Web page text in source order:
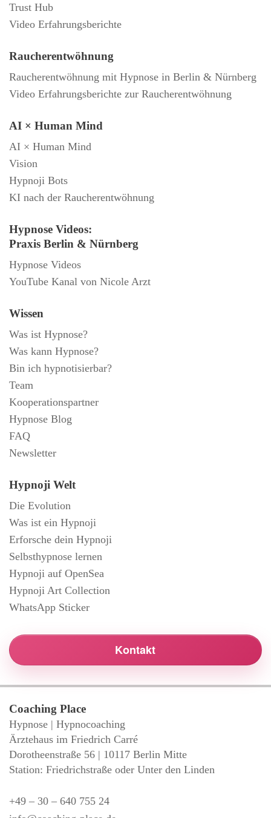
Trust Hub
Video Erfahrungsberichte
Raucherentwöhnung
Raucherentwöhnung mit Hypnose in Berlin & Nürnberg
Video Erfahrungsberichte zur Raucherentwöhnung
AI × Human Mind
AI × Human Mind
Vision
Hypnoji Bots
KI nach der Raucherentwöhnung
Hypnose Videos:
Praxis Berlin & Nürnberg
Hypnose Videos
YouTube Kanal von Nicole Arzt
Wissen
Was ist Hypnose?
Was kann Hypnose?
Bin ich hypnotisierbar?
Team
Kooperationspartner
Hypnose Blog
FAQ
Newsletter
Hypnoji Welt
Die Evolution
Was ist ein Hypnoji
Erforsche dein Hypnoji
Selbsthypnose lernen
Hypnoji auf OpenSea
Hypnoji Art Collection
WhatsApp Sticker
Kontakt
Coaching Place
Hypnose | Hypnocoaching
Ärztehaus im Friedrich Carré
Dorotheenstraße 56 | 10117 Berlin Mitte
Station: Friedrichstraße oder Unter den Linden
+49 – 30 – 640 755 24